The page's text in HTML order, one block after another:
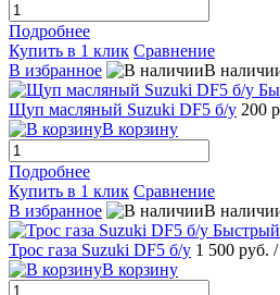
Подробнее
Купить в 1 клик Сравнение
В избранное
В
Щуп масляный Suzuki DF5 б/у 200
В корзину
Подробнее
Купить в 1 клик Сравнение
В избранное
В
Трос газа Suzuki DF5 б/у 1 500 руб.
В корзину